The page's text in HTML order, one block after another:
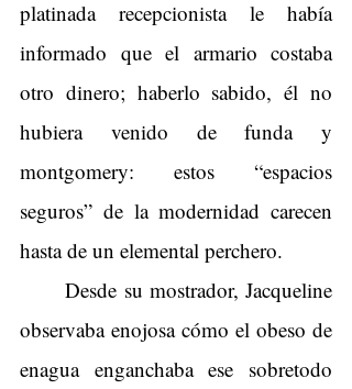
platinada recepcionista le había
informado que el armario costaba
otro dinero; haberlo sabido, él no
hubiera venido de funda y
montgomery: estos “espacios
seguros” de la modernidad carecen
hasta de un elemental perchero.
Desde su mostrador, Jacqueline
observaba enojosa cómo el obeso de
enagua enganchaba ese sobretodo